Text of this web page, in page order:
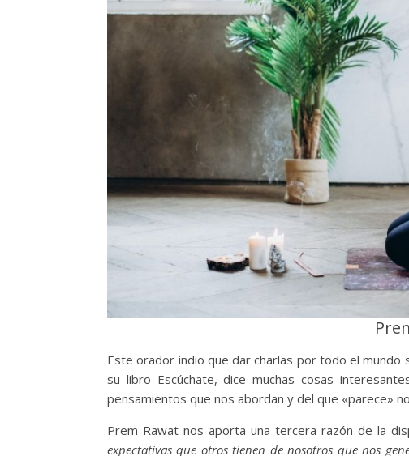
Este orador indio que dar charlas por todo el
su libro Escúchate, dice muchas cosas
pensamientos que nos abordan y del que «parece»
Prem Rawat nos aporta una tercera razón de la
expectativas que otros tienen de nosotros que nos